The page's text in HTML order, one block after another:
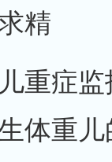
精
重症
体重